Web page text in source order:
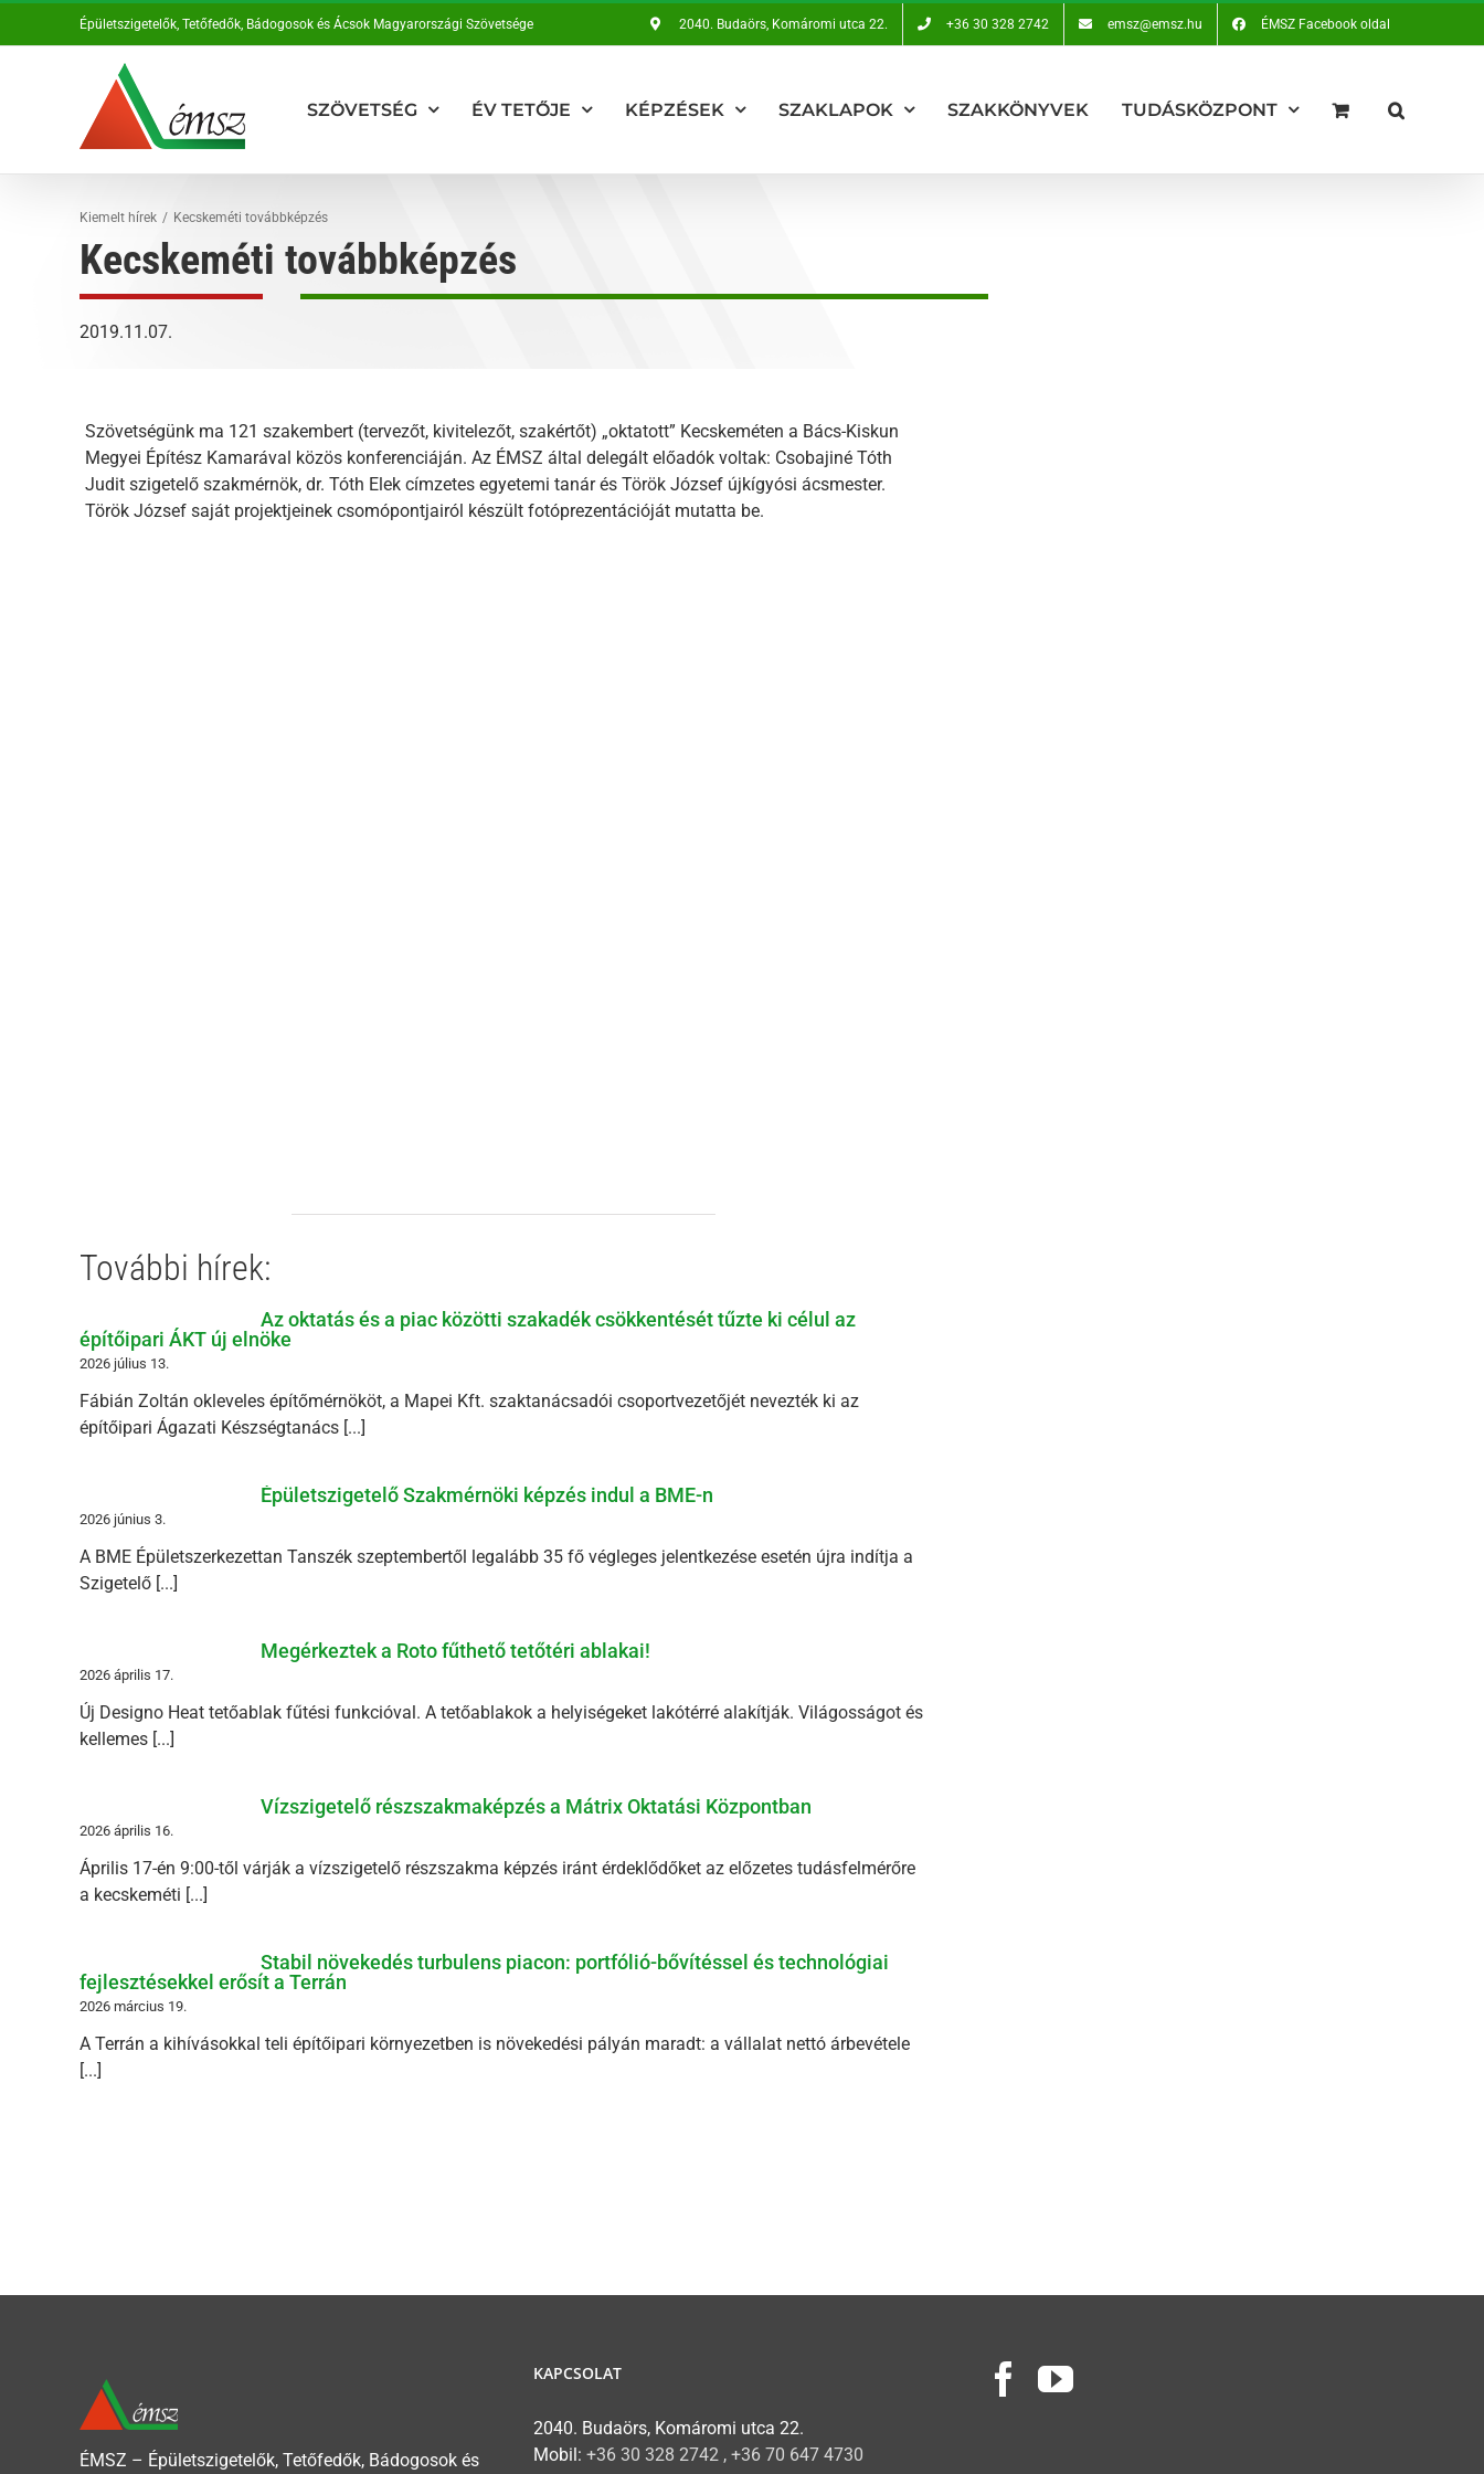
Épületszigetelők, Tetőfedők, Bádogosok és Ácsok Magyarországi Szövetsége 2040. Budaörs, Komáromi utca 22. +36 30 328 2742 emsz@emsz.hu ÉMSZ Facebook oldal
SZÖVETSÉG ÉV TETŐJE KÉPZÉSEK SZAKLAPOK SZAKKÖNYVEK TUDÁSKÖZPONT
Kiemelt hírek Kecskeméti továbbképzés
Kecskeméti továbbképzés
2019.11.07.
Szövetségünk ma 121 szakembert (tervezőt, kivitelezőt, szakértőt) „oktatott” Kecskeméten a Bács-Kiskun
Megyei Építész Kamarával közös konferenciáján. Az ÉMSZ által delegált előadók voltak: Csobajiné Tóth
Judit szigetelő szakmérnök, dr. Tóth Elek címzetes egyetemi tanár és Török József újkígyósi ácsmester.
Török József saját projektjeinek csomópontjairól készült fotóprezentációját mutatta be.
További hírek:
Az oktatás és a piac közötti szakadék csökkentését tűzte ki célul az
építőipari ÁKT új elnöke
2026 július 13.
Fábián Zoltán okleveles építőmérnököt, a Mapei Kft. szaktanácsadói csoportvezetőjét nevezték ki az
építőipari Ágazati Készségtanács [...]
Épületszigetelő Szakmérnöki képzés indul a BME-n
2026 június 3.
A BME Épületszerkezettan Tanszék szeptembertől legalább 35 fő végleges jelentkezése esetén újra indítja a
Szigetelő [...]
Megérkeztek a Roto fűthető tetőtéri ablakai!
2026 április 17.
Új Designo Heat tetőablak fűtési funkcióval. A tetőablakok a helyiségeket lakótérré alakítják. Világosságot és
kellemes [...]
Vízszigetelő részszakmaképzés a Mátrix Oktatási Központban
2026 április 16.
Április 17-én 9:00-től várják a vízszigetelő részszakma képzés iránt érdeklődőket az előzetes tudásfelmérőre
a kecskeméti [...]
Stabil növekedés turbulens piacon: portfólió-bővítéssel és technológiai
fejlesztésekkel erősít a Terrán
2026 március 19.
A Terrán a kihívásokkal teli építőipari környezetben is növekedési pályán maradt: a vállalat nettó árbevétele
[...]
ÉMSZ – Épületszigetelők, Tetőfedők, Bádogosok és
KAPCSOLAT
2040. Budaörs, Komáromi utca 22.
Mobil: +36 30 328 2742 , +36 70 647 4730